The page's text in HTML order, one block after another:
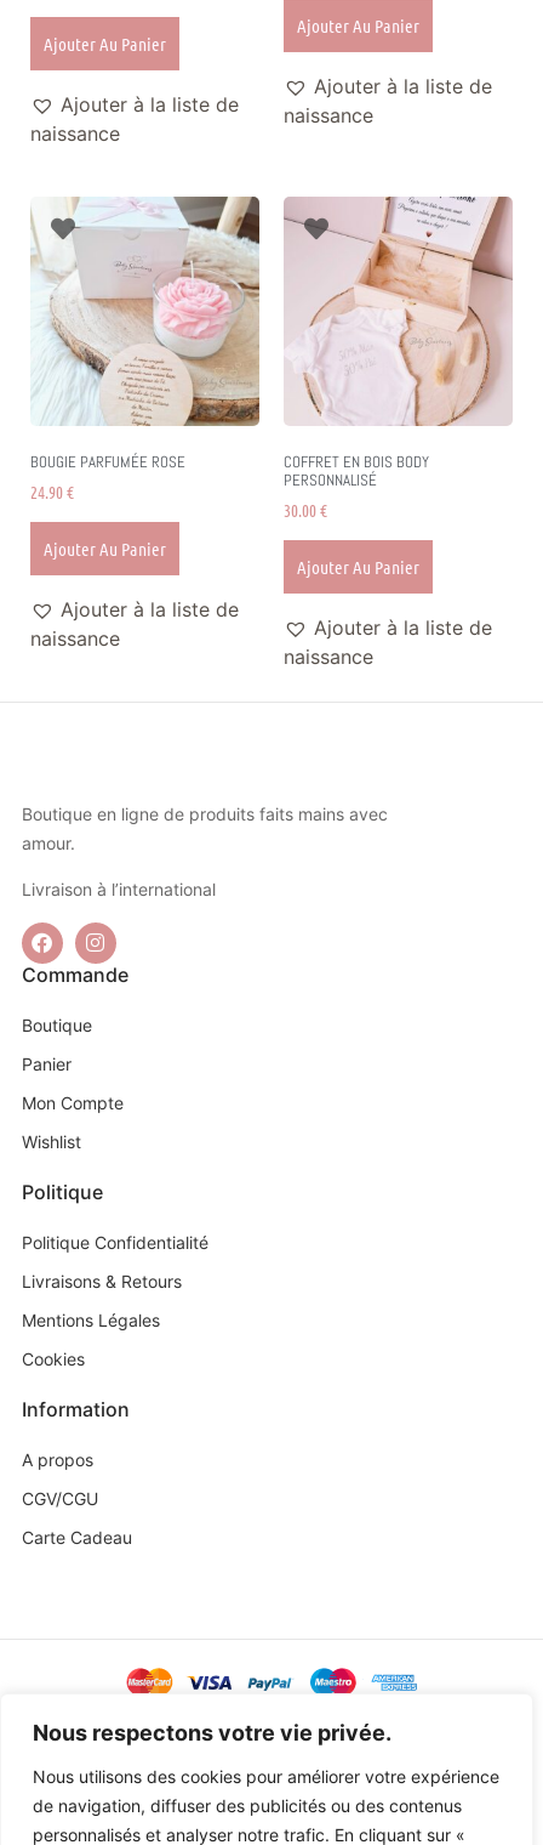
Nous respectons votre vie privée.
Nous utilisons des cookies pour améliorer votre expérience
de navigation, diffuser des publicités ou des contenus
personnalisés et analyser notre trafic. En cliquant sur «
Ajouter Au Panier
Ajouter à la liste de
naissance
Ajouter Au Panier
Ajouter à la liste de
naissance
BOUGIE PARFUMÉE ROSE
24.90€
Ajouter Au Panier
Ajouter à la liste de
naissance
COFFRET EN BOIS BODY
PERSONNALISÉ
30.00€
Ajouter Au Panier
Ajouter à la liste de
naissance
Boutique en ligne de produits faits mains avec
amour.
Livraison à l’international
Commande
Boutique
Panier
Mon Compte
Wishlist
Politique
Politique Confidentialité
Livraisons & Retours
Mentions Légales
Cookies
Information
A propos
CGV/CGU
Carte Cadeau
@ Copyright 2023 Baby Sweetness byAgence Exoa